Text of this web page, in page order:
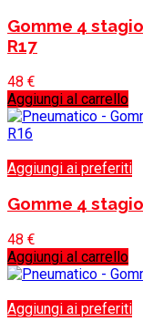
Gomme 4
R17
48 €
Aggiungi al carrello
Aggiungi ai preferiti
Gomme 4
48 €
Aggiungi al carrello
Aggiungi ai preferiti